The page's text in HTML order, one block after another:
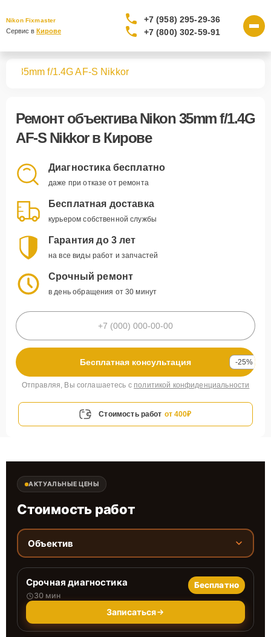
Nikon Fixmaster
Сервис в Кирове
+7 (958) 295-29-36
+7 (800) 302-59-91
35mm f/1.4G AF-S Nikkor
Ремонт объектива Nikon 35mm f/1.4G
AF-S Nikkorв Кирове
Диагностика бесплатно
даже при отказе от ремонта
Бесплатная доставка
курьером собственной службы
Гарантия до 3 лет
на все виды работ и запчастей
Срочный ремонт
в день обращения от 30 минут
Бесплатная консультация -25%
Отправляя, Вы соглашаетесь с политикой конфиденциальности
Стоимость работ от 400₽
АКТУАЛЬНЫЕ ЦЕНЫ
Стоимость работ
Объектив
Срочная диагностика
30 мин
Бесплатно
Записаться